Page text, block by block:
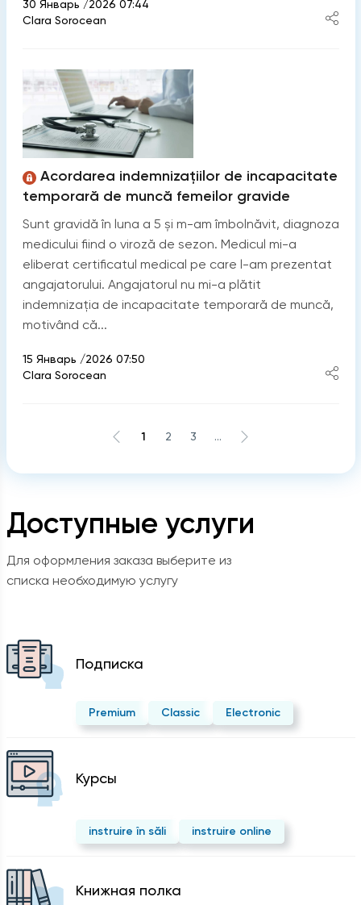
Доступные услуги
Для оформления заказа выберите из
списка необходимую услугу
Подписка
Premium Classic Electronic
Курсы
instruire în săli instruire online
Kнижная полка
30 Январь /2026 07:44
Clara Sorocean
Acordarea indemnizațiilor de incapacitate
temporară de muncă femeilor gravide
Sunt gravidă în luna a 5 și m-am îmbolnăvit, diagnoza
medicului fiind o viroză de sezon. Medicul mi-a
eliberat certificatul medical pe care l-am prezentat
angajatorului. Angajatorul nu mi-a plătit
indemnizația de incapacitate temporară de muncă,
motivând că...
15 Январь /2026 07:50
Clara Sorocean
1 2 3 ...